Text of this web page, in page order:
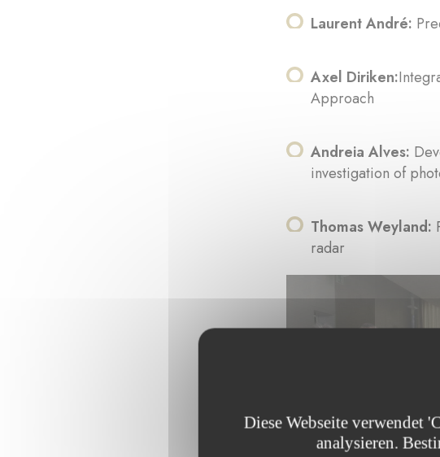
Laurent André:
Axel Diriken:
Approach
Andreia Alves:
investigation of
Thomas Weyland:
radar
Diese Webseite verwendet
analysieren.